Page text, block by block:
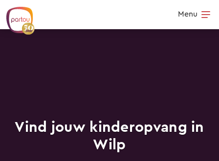
Skip to content
Menu
Vind jouw kinderopvang in
Wilp